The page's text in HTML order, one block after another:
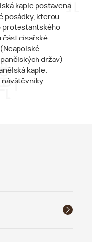
kaple postavena
posádky, kterou
protestantského
část císařské
držav) –
kaple.
návštěvníky